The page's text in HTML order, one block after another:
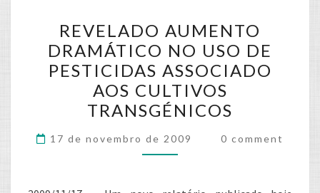
AUMENTO
DRAMÁTICO
NO
USO
DE
CULTIVOS
REVELADO AUMENTO
DRAMÁTICO NO USO DE
PESTICIDAS ASSOCIADO
AOS CULTIVOS
TRANSGÉNICOS
17 de novembro de 2009 Comments
0 comment